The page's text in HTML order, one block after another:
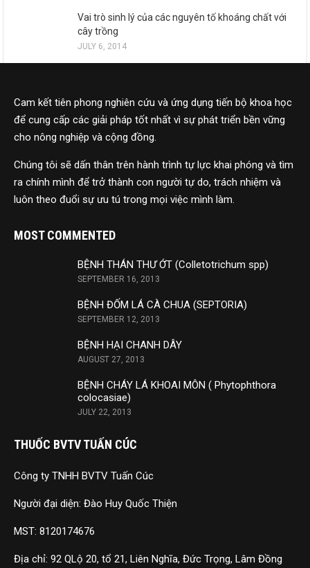
Vai trò sinh lý của các nguyên tố khoáng chất với
cây trồng
JULY 6, 2014
Cam kết tiên phong nghiên cứu và ứng dụng tiến bộ khoa học
để cung cấp các giải pháp tốt nhất vì sự phát triển bền vững
cho nông nghiệp và cộng đồng.
Chúng tôi sẽ dấn thân trên hành trình tự lực khai phóng và tìm
ra chính mình để trở thành con người tự do, trách nhiệm và
luôn theo đuổi sự ưu tú trong mọi việc mình làm.
MOST COMMENTED
BỆNH THÁN THƯ ỚT (Colletotrichum spp)
SEPTEMBER 16, 2013
BỆNH ĐỐM LÁ CÀ CHUA (SEPTORIA)
SEPTEMBER 12, 2013
BỆNH HẠI CHANH DÂY
AUGUST 27, 2013
BỆNH CHÁY LÁ KHOAI MÔN ( Phytophthora
colocasiae)
JULY 22, 2013
THUỐC BVTV TUẤN CÚC
Công ty TNHH BVTV Tuấn Cúc
Người đại diện: Đào Huy Quốc Thiện
MST: 8120174676
Địa chỉ: 92 QLộ 20, tổ 21, Liên Nghĩa, Đức Trọng, Lâm Đồng